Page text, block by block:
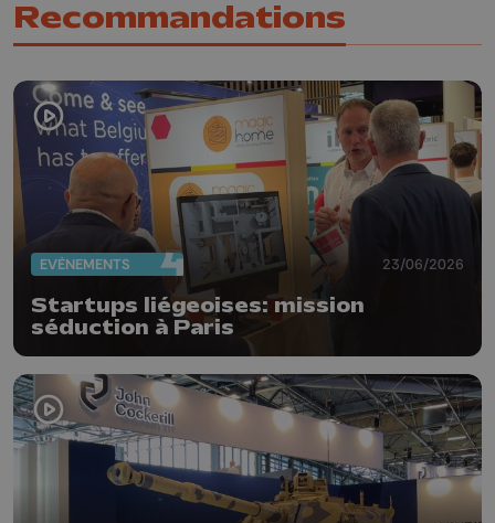
Recommandations
EVÈNEMENTS 23/06/2026
Startups liégeoises: mission
séduction à Paris